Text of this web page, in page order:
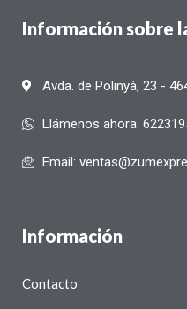
Información sobre
Avda. de Polinyà, 23 -
Llámenos ahora:
Email:
Información
Contacto